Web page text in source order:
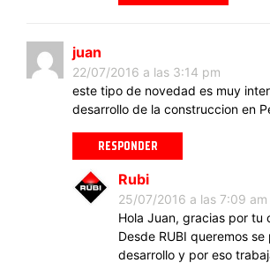
juan
22/07/2016 a las 3:14 pm
este tipo de novedad es muy
desarrollo de la construccion en
RESPONDER
Rubi
25/07/2016 a las 7:09 am
Hola Juan, gracias por tu
Desde RUBI queremos
desarrollo y por eso